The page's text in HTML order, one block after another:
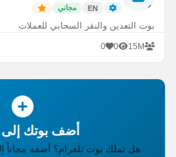
EN مجاني
بوت التعدين والنقر السحابي للعملات
15M
0
0
أضف بوتك إلى
هل تملك بوت تلغرام؟ أضفه مجاناً